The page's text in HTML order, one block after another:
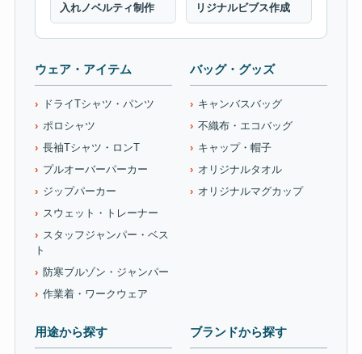
入れノベルティ制作
リジナルビブス作成
ウェア・アイテム
ドライTシャツ・パンツ
ポロシャツ
長袖Tシャツ・ロンT
プルオーバーパーカー
ジップパーカー
スウェット・トレーナー
スタッフジャンパー・ベス
ト
防寒ブルゾン・ジャンパー
作業着・ワークウェア
バッグ・グッズ
キャンバスバッグ
不織布・エコバッグ
キャップ・帽子
オリジナルタオル
オリジナルマグカップ
用途から探す ブランドから探す